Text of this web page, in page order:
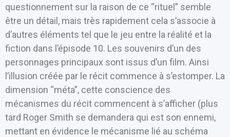
questionnement sur la raison de ce “rituel” semble
être un détail, mais très rapidement cela s’associe à
d’autres éléments tel que le jeu entre la réalité et la
fiction dans l’épisode 10. Les souvenirs d’un des
personnages principaux sont issus d’un film. Ainsi
l’illusion créée par le récit commence à s’estomper. La
dimension “méta”, cette conscience des
mécanismes du récit commencent à s’afficher (plus
tard Roger Smith se demandera qui est son ennemi,
mettant en évidence le mécanisme lié au schéma